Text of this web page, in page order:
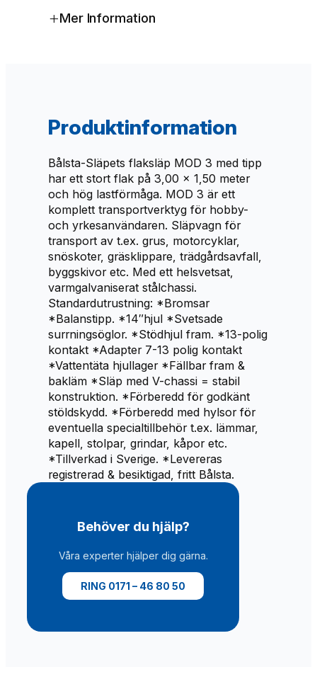
+Mer Information
Produktinformation
Bålsta-Släpets flaksläp MOD 3 med tipp
har ett stort flak på 3,00 x 1,50 meter
och hög lastförmåga. MOD 3 är ett
komplett transportverktyg för hobby-
och yrkesanvändaren. Släpvagn för
transport av t.ex. grus, motorcyklar,
snöskoter, gräsklippare, trädgårdsavfall,
byggskivor etc. Med ett helsvetsat,
varmgalvaniserat stålchassi.
Standardutrustning: *Bromsar
*Balanstipp. *14″hjul *Svetsade
surrningsöglor. *Stödhjul fram. *13-polig
kontakt *Adapter 7-13 polig kontakt
*Vattentäta hjullager *Fällbar fram &
bakläm *Släp med V-chassi = stabil
konstruktion. *Förberedd för godkänt
stöldskydd. *Förberedd med hylsor för
eventuella specialtillbehör t.ex. lämmar,
kapell, stolpar, grindar, kåpor etc.
*Tillverkad i Sverige. *Levereras
registrerad & besiktigad, fritt Bålsta.
Behöver du hjälp?
Våra experter hjälper dig gärna.
RING 0171 – 46 80 50